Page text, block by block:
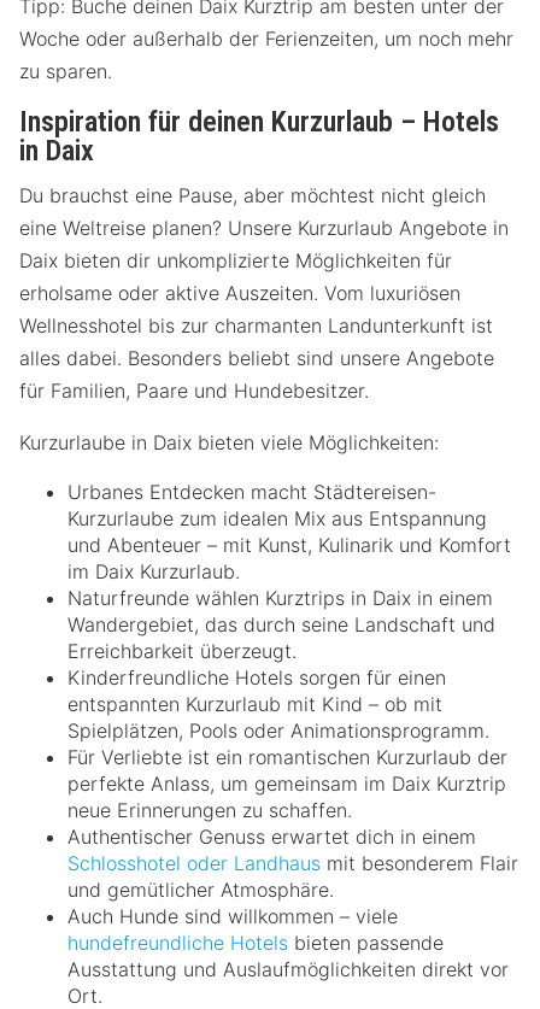
Tipp: Buche deinen Daix Kurztrip am besten unter der
Woche oder außerhalb der Ferienzeiten, um noch mehr
zu sparen.
Inspiration für deinen Kurzurlaub – Hotels
in Daix
Du brauchst eine Pause, aber möchtest nicht gleich
eine Weltreise planen? Unsere Kurzurlaub Angebote in
Daix bieten dir unkomplizierte Möglichkeiten für
erholsame oder aktive Auszeiten. Vom luxuriösen
Wellnesshotel bis zur charmanten Landunterkunft ist
alles dabei. Besonders beliebt sind unsere Angebote
für Familien, Paare und Hundebesitzer.
Kurzurlaube in Daix bieten viele Möglichkeiten:
Urbanes Entdecken macht Städtereisen-
Kurzurlaube zum idealen Mix aus Entspannung
und Abenteuer – mit Kunst, Kulinarik und Komfort
im Daix Kurzurlaub.
Naturfreunde wählen Kurztrips in Daix in einem
Wandergebiet, das durch seine Landschaft und
Erreichbarkeit überzeugt.
Kinderfreundliche Hotels sorgen für einen
entspannten Kurzurlaub mit Kind – ob mit
Spielplätzen, Pools oder Animationsprogramm.
Für Verliebte ist ein romantischen Kurzurlaub der
perfekte Anlass, um gemeinsam im Daix Kurztrip
neue Erinnerungen zu schaffen.
Authentischer Genuss erwartet dich in einem
Schlosshotel oder Landhaus mit besonderem Flair
und gemütlicher Atmosphäre.
Auch Hunde sind willkommen – viele
hundefreundliche Hotels bieten passende
Ausstattung und Auslaufmöglichkeiten direkt vor
Ort.